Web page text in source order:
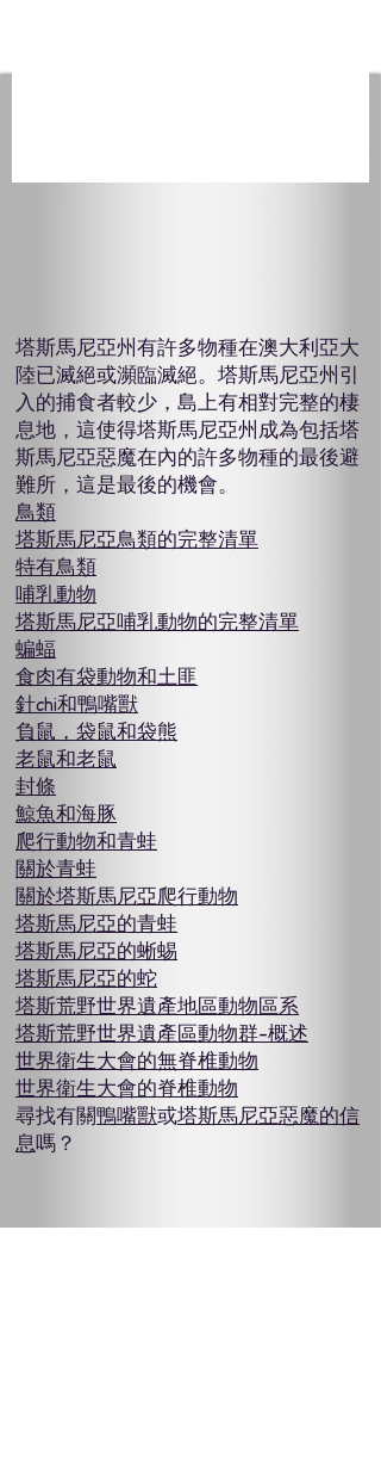
塔斯馬尼亞州有許多物種在澳大利亞大
陸已滅絕或瀕臨滅絕。塔斯馬尼亞州引
入的捕食者較少，島上有相對完整的棲
息地，這使得塔斯馬尼亞州成為包括塔
斯馬尼亞惡魔在內的許多物種的最後避
難所，這是最後的機會。
鳥類
塔斯馬尼亞鳥類的完整清單
特有鳥類
哺乳動物
塔斯馬尼亞哺乳動物的完整清單
蝙蝠
食肉有袋動物和土匪
針chi和鴨嘴獸
負鼠，袋鼠和袋熊
老鼠和老鼠
封條
鯨魚和海豚
爬行動物和青蛙
關於青蛙
關於塔斯馬尼亞爬行動物
塔斯馬尼亞的青蛙
塔斯馬尼亞的蜥蜴
塔斯馬尼亞的蛇
塔斯荒野世界遺產地區動物區系
塔斯荒野世界遺產區動物群-概述
世界衛生大會的無脊椎動物
世界衛生大會的脊椎動物
尋找有關鴨嘴獸或塔斯馬尼亞惡魔的信
息嗎？